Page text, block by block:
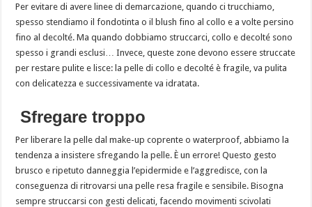
Per evitare di avere linee di demarcazione, quando ci trucchiamo,
spesso stendiamo il fondotinta o il blush fino al collo e a volte persino
fino al decolté. Ma quando dobbiamo struccarci, collo e decolté sono
spesso i grandi esclusi… Invece, queste zone devono essere struccate
per restare pulite e lisce: la pelle di collo e decolté è fragile, va pulita
con delicatezza e successivamente va idratata.
Sfregare troppo
Per liberare la pelle dal make-up coprente o waterproof, abbiamo la
tendenza a insistere sfregando la pelle. È un errore! Questo gesto
brusco e ripetuto danneggia l’epidermide e l’aggredisce, con la
conseguenza di ritrovarsi una pelle resa fragile e sensibile. Bisogna
sempre struccarsi con gesti delicati, facendo movimenti scivolati